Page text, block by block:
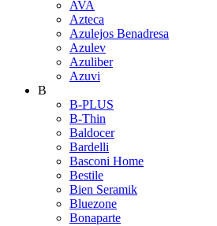
AVA
Azteca
Azulejos Benadresa
Azulev
Azuliber
Azuvi
B
B-PLUS
B-Thin
Baldocer
Bardelli
Basconi Home
Bestile
Bien Seramik
Bluezone
Bonaparte